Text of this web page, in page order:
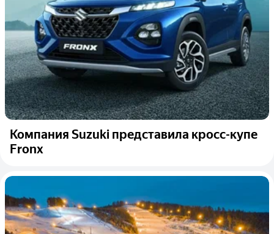
Компания Suzuki представила кросс-купе
Fronx